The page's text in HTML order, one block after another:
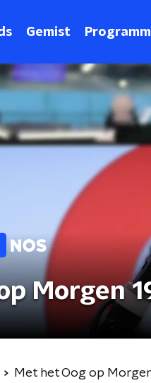
Gemist
Morgen
Met het Oog op